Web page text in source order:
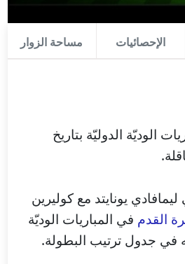
الإحصائيات مساحة الزوار
الوديّة الدوليّة بتاريخ
يونايتد مع كوليرين
القدم في المباريات الوديّة
في جدول ترتيب البطولة.